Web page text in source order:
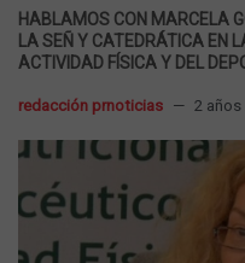
HABLAMOS CON MARCELA
LA SEÑ Y CATEDRÁTICA EN
ACTIVIDAD FÍSICA Y DEL
redacción prnoticias 2 años